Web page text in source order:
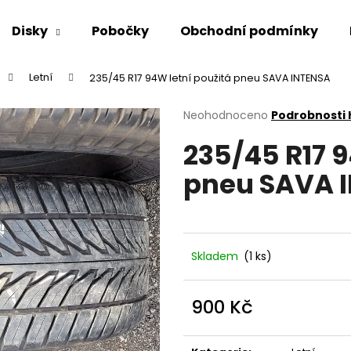
Disky Pobočky Obchodní podmínky
Letní 235/45 R17 94W letní použitá pneu SAVA INTENSA
Průměrné
produktu
je
5
Neohodnoceno Podrobnosti
235/45 R17
pneu SAVA
Skladem (1 ks)
900 Kč
cena:
Co potřebujete najít?
HLEDAT
Doporučujeme